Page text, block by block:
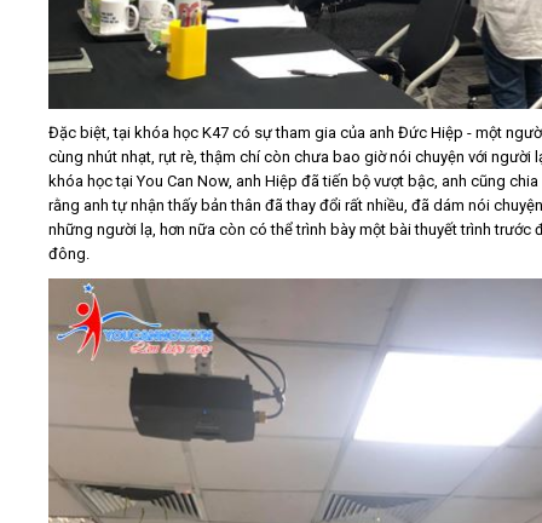
Đặc biệt, tại khóa học K47 có sự tham gia của anh Đức Hiệp - một
cùng nhút nhạt, rụt rè, thậm chí còn chưa bao giờ nói chuyện với người
khóa học tại You Can Now, anh Hiệp đã tiến bộ vượt bậc, anh cũng chia
rằng anh tự nhận thấy bản thân đã thay đổi rất nhiều, đã dám nói
những người lạ, hơn nữa còn có thể trình bày một bài thuyết trình trước
đông.